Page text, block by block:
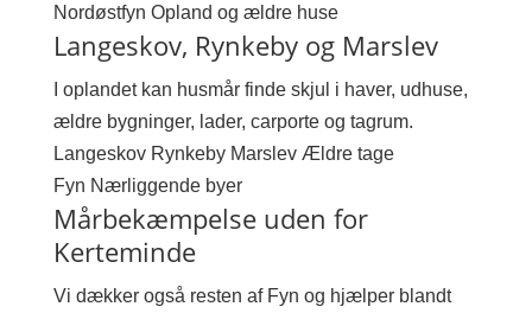
Nordøstfyn Opland og ældre huse
Langeskov, Rynkeby og Marslev
I oplandet kan husmår finde skjul i haver, udhuse,
ældre bygninger, lader, carporte og tagrum.
Langeskov Rynkeby Marslev Ældre tage
Fyn Nærliggende byer
Mårbekæmpelse uden for
Kerteminde
Vi dækker også resten af Fyn og hjælper blandt